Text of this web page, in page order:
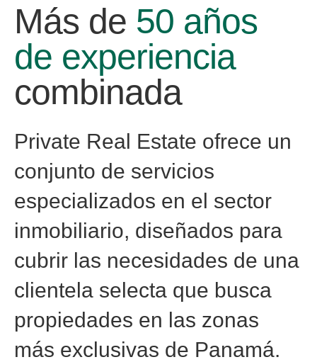
Más de 50 años
de experiencia
combinada
Private Real Estate ofrece un
conjunto de servicios
especializados en el sector
inmobiliario, diseñados para
cubrir las necesidades de una
clientela selecta que busca
propiedades en las zonas
más exclusivas de Panamá.